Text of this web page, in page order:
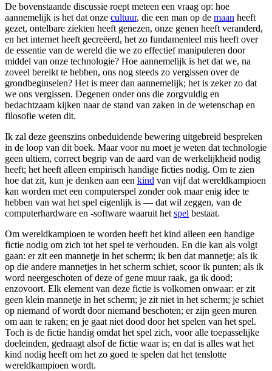
De bovenstaande discussie roept meteen een vraag op: hoe
aannemelijk is het dat onze cultuur, die een man op de maan heeft
gezet, ontelbare ziekten heeft genezen, onze genen heeft veranderd,
en het internet heeft gecreëerd, het zo fundamenteel mis heeft over
de essentie van de wereld die we zo effectief manipuleren door
middel van onze technologie? Hoe aannemelijk is het dat we, na
zoveel bereikt te hebben, ons nog steeds zo vergissen over de
grondbeginselen? Het is meer dan aannemelijk; het is zeker zo dat
we ons vergissen. Degenen onder ons die zorgvuldig en
bedachtzaam kijken naar de stand van zaken in de wetenschap en
filosofie weten dit.
Ik zal deze geenszins onbeduidende bewering uitgebreid bespreken
in de loop van dit boek. Maar voor nu moet je weten dat technologie
geen ultiem, correct begrip van de aard van de werkelijkheid nodig
heeft; het heeft alleen empirisch handige ficties nodig. Om te zien
hoe dat zit, kun je denken aan een kind van vijf dat wereldkampioen
kan worden met een computerspel zonder ook maar enig idee te
hebben van wat het spel eigenlijk is — dat wil zeggen, van de
computerhardware en -software waaruit het spel bestaat.
Om wereldkampioen te worden heeft het kind alleen een handige
fictie nodig om zich tot het spel te verhouden. En die kan als volgt
gaan: er zit een mannetje in het scherm; ik ben dat mannetje; als ik
op die andere mannetjes in het scherm schiet, scoor ik punten; als ik
word neergeschoten of deze of gene muur raak, ga ik dood;
enzovoort. Elk element van deze fictie is volkomen onwaar: er zit
geen klein mannetje in het scherm; je zit niet in het scherm; je schiet
op niemand of wordt door niemand beschoten; er zijn geen muren
om aan te raken; en je gaat niet dood door het spelen van het spel.
Toch is de fictie handig omdat het spel zich, voor alle toepasselijke
doeleinden, gedraagt alsof de fictie waar is; en dat is alles wat het
kind nodig heeft om het zo goed te spelen dat het tenslotte
wereldkampioen wordt.